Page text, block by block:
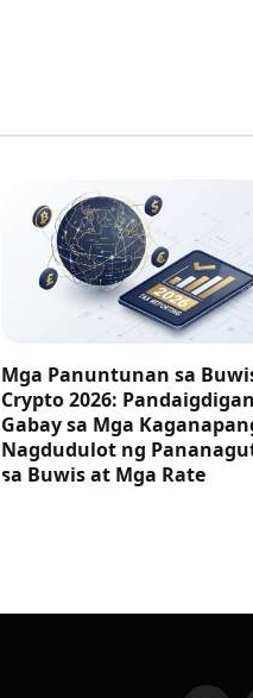
Mga Panuntunan sa
Crypto 2026:
Gabay sa Mga
Nagdudulot ng
sa Buwis at Mga Rate